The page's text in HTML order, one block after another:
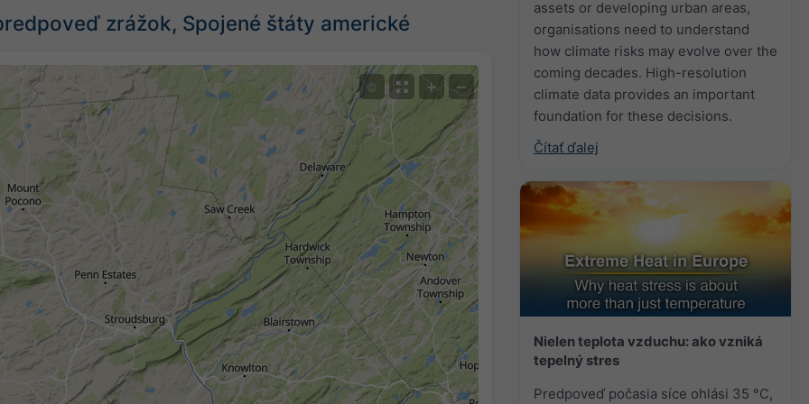
assets or developing urban areas,
organisations need to understand
how climate risks may evolve over the
coming decades. High-resolution
climate data provides an important
foundation for these decisions.
Čítať ďalej
Nielen teplota vzduchu: ako vzniká
tepelný stres
Predpoveď počasia síce ohlási 35 °C,
zrážok, Spojené štáty americké
© + −